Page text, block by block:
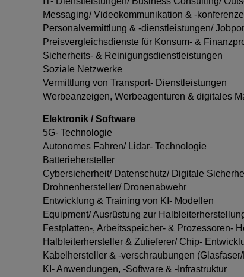
Messaging/ Videokommunikation & -
Personalvermittlung & -dienstleistungen/
Preisvergleichsdienste für Konsum- &
Sicherheits- & Reinigungsdienstleistungen
Soziale Netzwerke
Vermittlung von Transport- Dienstleistungen
Werbeanzeigen, Werbeagenturen & digitales
Elektronik / Software
5G- Technologie
Autonomes Fahren/ Lidar- Technologie
Batteriehersteller
Cybersicherheit/ Datenschutz/ Digitale
Drohnenhersteller/ Dronenabwehr
Entwicklung & Training von KI- Modellen
Equipment/ Ausrüstung zur
Festplatten-, Arbeitsspeicher- & Prozessoren-
Halbleiterhersteller & Zulieferer/ Chip-
Kabelhersteller & -verschraubungen
KI- Anwendungen, -Software & -Infrastruktur